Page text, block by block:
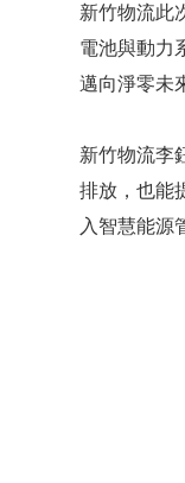
新竹物流此
電池與動力
邁向淨零未
新竹物流李
排放，也能
入智慧能源